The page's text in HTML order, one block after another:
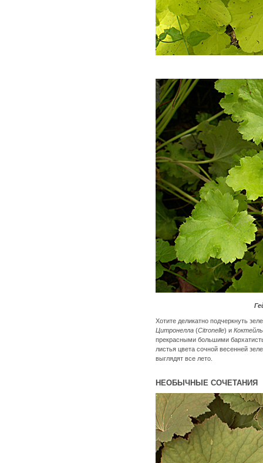
Хотите деликатно подчеркнуть
Цитронелла (Citronelle) и
прекрасными большими
листья цвета сочной весенней
выглядят все лето.
НЕОБЫЧНЫЕ СОЧЕТАНИЯ